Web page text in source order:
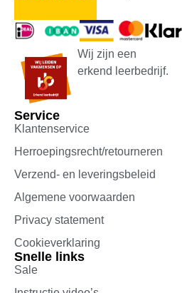
Wij zijn een
erkend leerbedrijf.
Service
Klantenservice
Herroepingsrecht/retourneren
Verzend- en leveringsbeleid
Algemene voorwaarden
Privacy statement
Cookieverklaring
Snelle links
Sale